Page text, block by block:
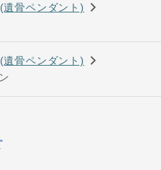
遺骨ペンダント)
遺骨ペンダント)